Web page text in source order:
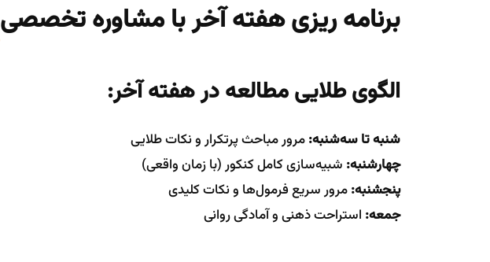
برنامه ریزی هفته آخر با مشاوره تخصصی
الگوی طلایی مطالعه در هفته آخر:
شنبه تا سه‌شنبه:مرور مباحث پرتکرار و نکات طلایی
چهارشنبه: شبیه‌سازی کامل کنکور (با زمان واقعی)
پنجشنبه:مرور سریع فرمول‌ها و نکات کلیدی
جمعه: استراحت ذهنی و آمادگی روانی